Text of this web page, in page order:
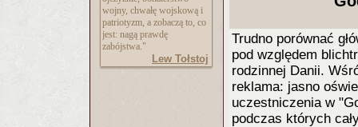
wojny, chwałę wojskową i
patriotyzm, a zobaczą to, co
jest: nagą prawdę
zabójstwa."
Lew Tołstoj
Trudno porównać
pod względem
rodzinnej Danii.
reklama: jasno
uczestniczenia w
podczas których